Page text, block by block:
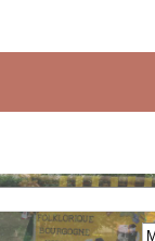
Aller au
principal